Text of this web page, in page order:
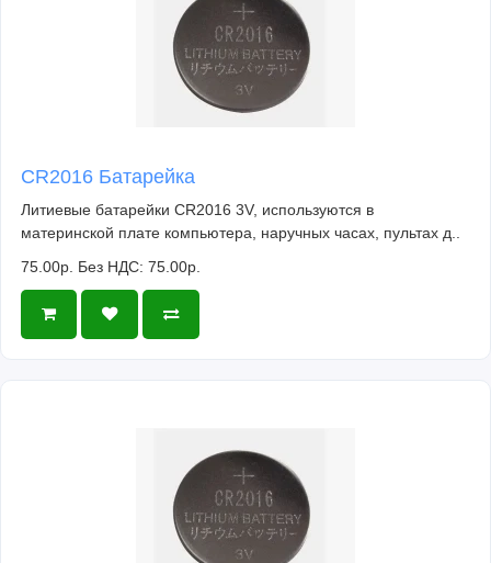
CR2016 Батарейка
Литиевые батарейки CR2016 3V, используются в
материнской плате компьютера, наручных часах, пультах д..
75.00р. Без НДС: 75.00р.